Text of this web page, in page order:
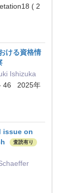
( 2
ける資格情
Ishizuka
- 46 2025年
issue on
査読有り